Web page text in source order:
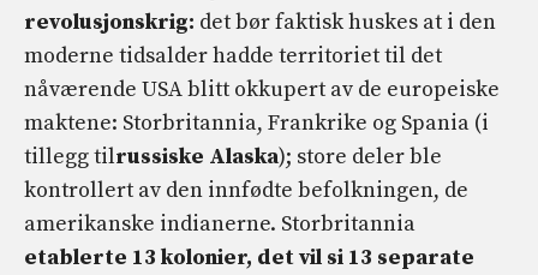
revolusjonskrig: det bør faktisk huskes at i den
moderne tidsalder hadde territoriet til det
nåværende USA blitt okkupert av de europeiske
maktene: Storbritannia, Frankrike og Spania (i
tillegg tilrussiske Alaska); store deler ble
kontrollert av den innfødte befolkningen, de
amerikanske indianerne. Storbritannia
etablerte 13 kolonier, det vil si 13 separate